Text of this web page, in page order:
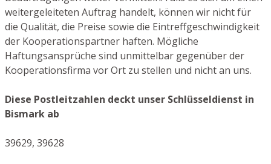
weitergeleiteten Auftrag handelt, können wir nicht für
die Qualität, die Preise sowie die Eintreffgeschwindigkeit
der Kooperationspartner haften. Mögliche
Haftungsansprüche sind unmittelbar gegenüber der
Kooperationsfirma vor Ort zu stellen und nicht an uns.
Diese Postleitzahlen deckt unser Schlüsseldienst in
Bismark ab
39629, 39628